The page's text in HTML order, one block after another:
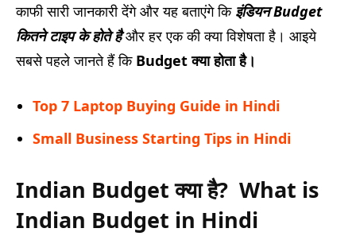
काफी सारी जानकारी देंगे और यह बताएंगे कि इंडियन Budget
कितने टाइप के होते हैऔर हर एक की क्या विशेषता है। आइये
सबसे पहले जानते हैं कि Budget क्या होता है।
Top 7 Laptop Buying Guide in Hindi
Small Business Starting Tips in Hindi
Indian Budget क्या है? What is
Indian Budget in Hindi